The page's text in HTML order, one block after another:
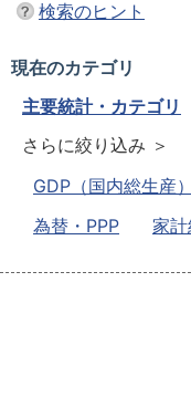
検索のヒント
現在のカテゴリ
主要統計・カテゴリ
さらに絞り込み ＞
GDP（国内総生産）
為替・PPP
家